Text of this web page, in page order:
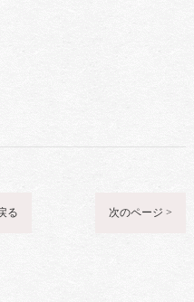
る 次のページ >